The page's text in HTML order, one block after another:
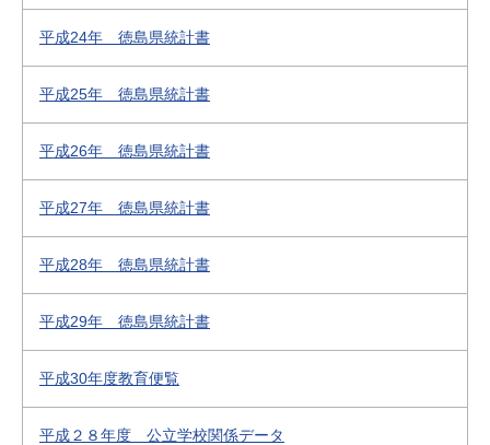
平成24年 徳島県統計書
平成25年 徳島県統計書
平成26年 徳島県統計書
平成27年 徳島県統計書
平成28年 徳島県統計書
平成29年 徳島県統計書
平成30年度教育便覧
平成２８年度 公立学校関係データ